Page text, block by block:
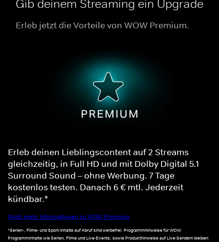
Gib deinem Streaming ein Upgrade
Erleb jetzt die Vorteile von WOW Premium.
Erleb deinen Lieblingscontent auf 2 Streams
gleichzeitig, in Full HD und mit Dolby Digital 5.1
Surround Sound – ohne Werbung. 7 Tage
kostenlos testen. Danach 6 € mtl. Jederzeit
kündbar.*
Noch mehr Informationen zu WOW Premium
*Serien-, Filme- und Sport-Inhalte auf Abruf sind werbefrei. Programmhinweise für WOW
Programminhalte wie Serien, Filme und Live-Events, sowie Produkthinweise auf Live-Sendern bleiben